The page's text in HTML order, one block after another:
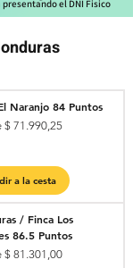
el DNI Fisico
Naranjo 84 Puntos
$ 71.990,25
de oferta
a la cesta
/ Finca Los
86.5 Puntos
$ 81.301,00
oferta